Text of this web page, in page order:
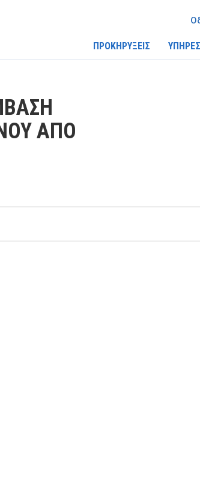
ΠΡΟΚΗΡΥΞΕΙΣ
ΑΠΟ